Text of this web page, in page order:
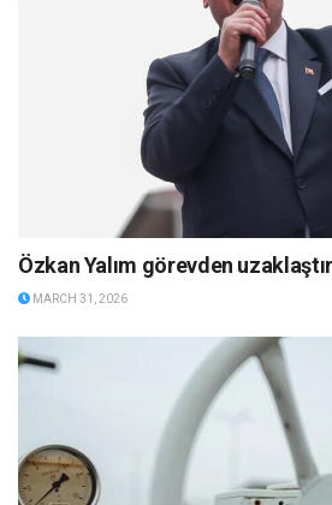
Özkan Yalım görevden
MARCH 31, 2026